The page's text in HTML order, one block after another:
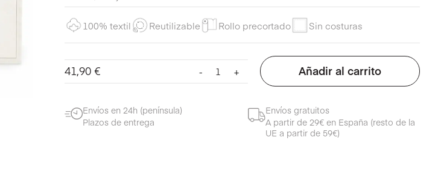
100% textil Reutilizable Rollo precortado Sin costuras
41,90 € -
para
+ Añadir al carrito
Envíos en 24h (península)
Plazos de entrega
Envíos gratuitos
A partir de 29€ en España (resto de la
UE a partir de 59€)